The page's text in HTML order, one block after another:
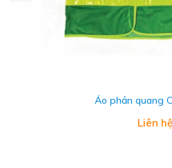
Áo phản quang
Liên hệ